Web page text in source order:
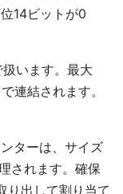
14ビットが0
います。最大
連結されます。
ターは、サイズ
されます。確保
り出して割り当て